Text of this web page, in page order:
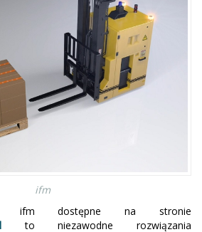
ifm
ifm dostępne na stronie
to niezawodne rozwiązania